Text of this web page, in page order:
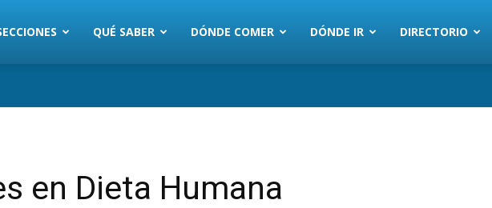
QUÉ SABER DÓNDE COMER DÓNDE IR DIRECTORIO
en Dieta Humana